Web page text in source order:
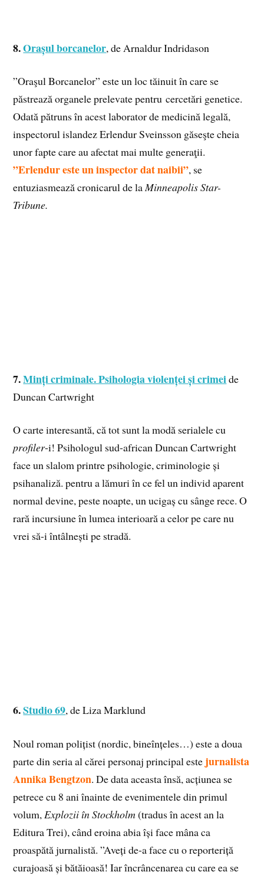
8.Orașul borcanelor, de Arnaldur Indridason
”Oraşul Borcanelor” este un loc tăinuit în care se
păstrează organele prelevate pentru cercetări genetice.
Odată pătruns în acest laborator de medicină legală,
inspectorul islandez Erlendur Sveinsson găseşte cheia
unor fapte care au afectat mai multe generaţii.
”Erlendur este un inspector dat naibii”, se
entuziasmează cronicarul de laMinneapolis Star-
Tribune.
7.Minți criminale. Psihologia violenței și crimeide
Duncan Cartwright
O carte interesantă, că tot sunt la modă serialele cu
profiler-i! Psihologul sud-african Duncan Cartwright
face un slalom printre psihologie, criminologie și
psihanaliză. pentru a lămuri în ce fel un individ aparent
normal devine, peste noapte, un ucigaș cu sânge rece. O
rară incursiune în lumea interioară a celor pe care nu
vrei să-i întâlnești pe stradă.
6.Studio 69, de Liza Marklund
Noul roman polițist (nordic, bineînțeles…) este a doua
parte din seria al cărei personaj principal este jurnalista
Annika Bengtzon. De data aceasta însă, acțiunea se
petrece cu 8 ani înainte de evenimentele din primul
volum, Explozii în Stockholm(tradus în acest an la
Editura Trei), când eroina abia își face mâna ca
proaspătă jurnalistă. ”Aveți de-a face cu o reporteriță
curajoasă și bătăioasă! Iar încrâncenarea cu care ea se